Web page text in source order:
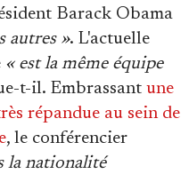
Barack Obama
autres ». L'actuelle
« est la même équipe
t-il. Embrassant une
répandue au sein de
, le conférencier
la nationalité